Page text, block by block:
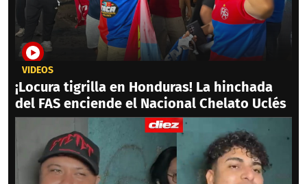
VIDEOS
¡Locura tigrilla en Honduras! La hinchada
del FAS enciende el Nacional Chelato Uclés